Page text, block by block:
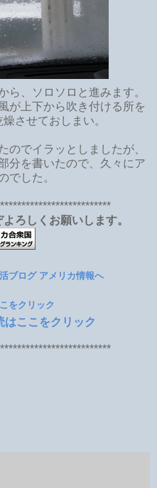
ら、ソロソロと進みます。
が上下から吹き付ける所を
させておしまい。
のでイラッとしましたが、
分を書いたので、久々にア
でした。
ろしくお願いします。
をクリック
はここをクリック